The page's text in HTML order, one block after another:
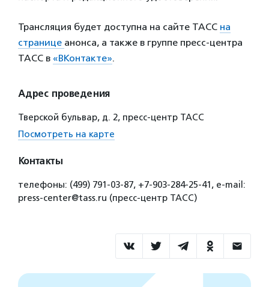
Трансляция будет доступна на сайте ТАСС на
странице анонса, а также в группе пресс-центра
ТАСС в «ВКонтакте».
Адрес проведения
Тверской бульвар, д. 2, пресс-центр ТАСС
Посмотреть на карте
Контакты
телефоны: (499) 791-03-87, +7-903-284-25-41, e-mail:
press-center@tass.ru (пресс-центр ТАСС)